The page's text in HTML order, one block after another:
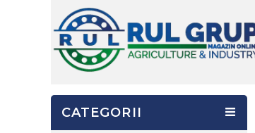
CATEGORII